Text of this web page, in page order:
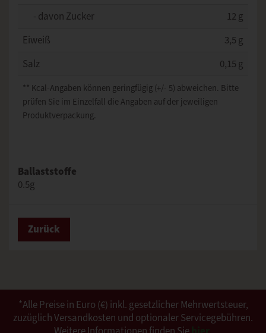
- davon Zucker
12 g
Eiweiß
3,5 g
Salz
0,15 g
** Kcal-Angaben können geringfügig (+/- 5) abweichen. Bitte
prüfen Sie im Einzelfall die Angaben auf der jeweiligen
Produktverpackung.
Ballaststoffe
0.5g
Zurück
*Alle Preise in Euro (€) inkl. gesetzlicher Mehrwertsteuer,
zuzüglich Versandkosten und optionaler Servicegebühren.